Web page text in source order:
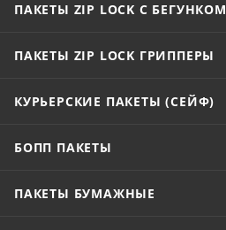
ПАКЕТЫ ZIP LOCK С БЕГУНКОМ
ПАКЕТЫ ZIP LOCK ГРИППЕРЫ
КУРЬЕРСКИЕ ПАКЕТЫ (СЕЙФ)
БОПП ПАКЕТЫ
ПАКЕТЫ БУМАЖНЫЕ